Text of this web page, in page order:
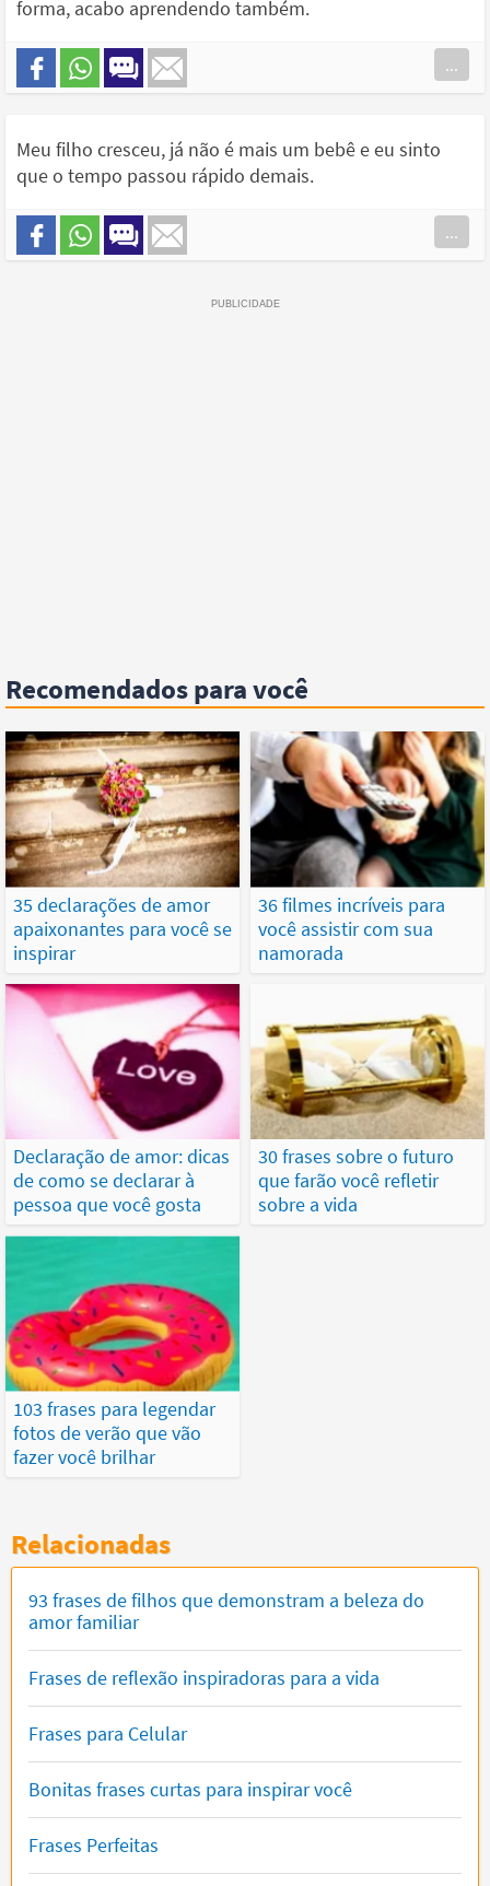
forma, acabo aprendendo também.
...
Meu filho cresceu, já não é mais um bebê e eu sinto
que o tempo passou rápido demais.
...
Recomendados para você
35 declarações de amor
apaixonantes para você se
inspirar
36 filmes incríveis para
você assistir com sua
namorada
Declaração de amor: dicas
de como se declarar à
pessoa que você gosta
30 frases sobre o futuro
que farão você refletir
sobre a vida
103 frases para legendar
fotos de verão que vão
fazer você brilhar
Relacionadas
93 frases de filhos que demonstram a beleza do
amor familiar
Frases de reflexão inspiradoras para a vida
Frases para Celular
Bonitas frases curtas para inspirar você
Frases Perfeitas